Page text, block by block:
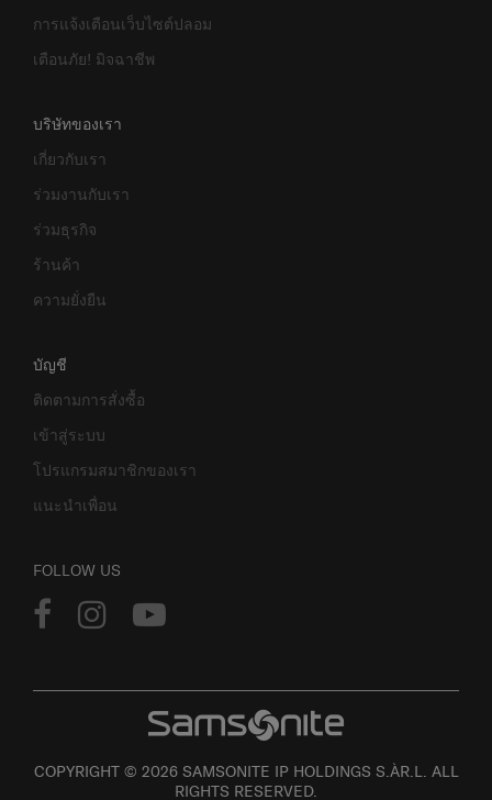
การแจ้งเตือนเว็บไซต์ปลอม
เตือนภัย! มิจฉาชีพ
บริษัทของเรา
เกี่ยวกับเรา
ร่วมงานกับเรา
ร่วมธุรกิจ
ร้านค้า
ความยั่งยืน
บัญชี
ติดตามการสั่งซื้อ
เข้าสู่ระบบ
โปรแกรมสมาชิกของเรา
แนะนำเพื่อน
FOLLOW US
COPYRIGHT © 2026 SAMSONITE IP HOLDINGS S.ÀR.L. ALL
RIGHTS RESERVED.